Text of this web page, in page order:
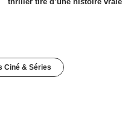
Ciné & Séries